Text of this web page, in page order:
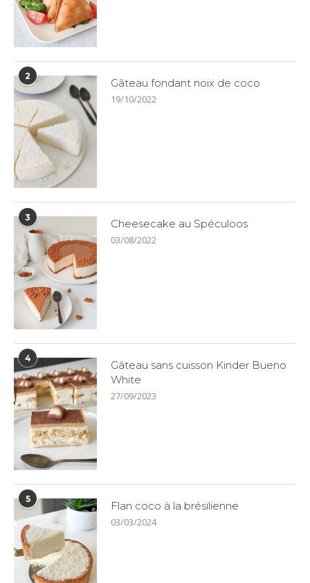
2
Gâteau fondant noix de coco
19/10/2022
3
Cheesecake au Spéculoos
03/08/2022
4
Gâteau sans cuisson Kinder Bueno
White
27/09/2023
5
Flan coco à la brésilienne
03/03/2024